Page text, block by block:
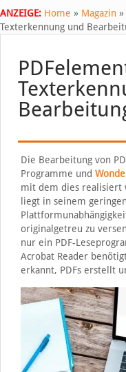
ANZEIGE: Home » Magazin »
Texterkennung und
Die Bearbeitung von
Programme und
mit dem dies realisiert
liegt in seinem
originalgetreu zu
nur ein PDF-
Acrobat Reader
erkannt, PDFs erstellt